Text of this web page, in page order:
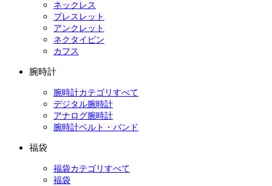
ネックレス
ブレスレット
アンクレット
ネクタイピン
カフス
腕時計
腕時計カテゴリすべて
デジタル腕時計
アナログ腕時計
腕時計ベルト・バンド
福袋
福袋カテゴリすべて
福袋